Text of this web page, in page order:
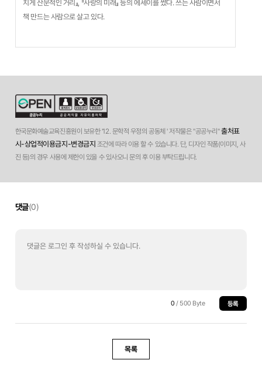
치게 산문적인 거리』, 『사랑의 미래』 등의 에세이를 썼다. 쓰는 사람이면서
책 만드는 사람으로 살고 있다.
한국문화예술교육진흥원이 보유한 '12. 문학적 우정의 공동체 ' 저작물은 "공공누리"출처표
시-상업적이용금지-변경금지 조건에 따라 이용 할 수 있습니다. 단, 디자인 작품(이미지, 사
진 등)의 경우 사용에 제한이 있을 수 있사오니 문의 후 이용 부탁드립니다.
댓글(0)
0 / 500 Byte 등록
목록